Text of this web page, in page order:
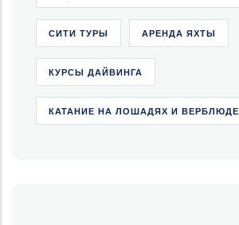
СИТИ ТУРЫ АРЕНДА ЯХТЫ
КУРСЫ ДАЙВИНГА
КАТАНИЕ НА ЛОШАДЯХ И ВЕРБЛЮДЕ